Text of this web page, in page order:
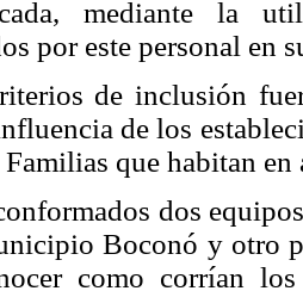
mediante la
por este personal en
de inclusión
de los
que habitan
dos
Boconó y otro
como corrían